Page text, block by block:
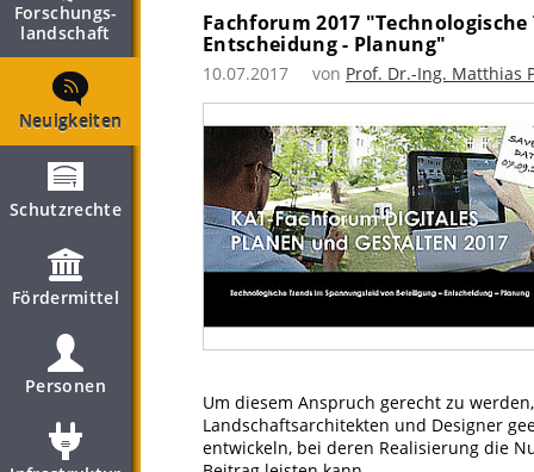
Forschungs­
landschaft
Neuigkeiten
Schutzrechte
Fördermittel
Personen
Fachforum 2017
Entscheidung - Planung"
10.07.2017 von Prof. Dr.-Ing. Matthias
Um diesem Anspruch gerecht zu
Landschaftsarchitekten und Designer
entwickeln, bei deren Realisierung die